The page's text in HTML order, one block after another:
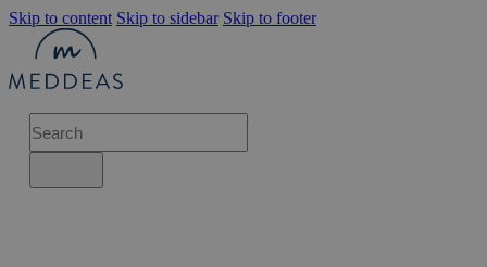
Skip to content Skip to sidebar Skip to footer